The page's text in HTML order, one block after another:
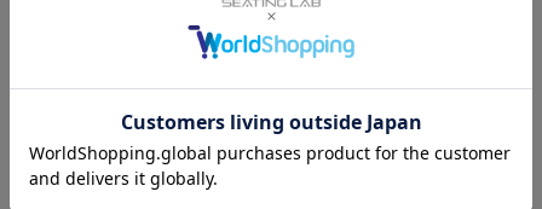
ペット用
モータースポーツ用